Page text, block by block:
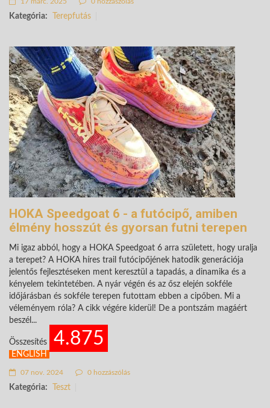
Kategória: Terepfutás
HOKA Speedgoat 6 - a futócipő, amiben
élmény hosszút és gyorsan futni terepen
Mi igaz abból, hogy a HOKA Speedgoat 6 arra született, hogy uralja
a terepet? A HOKA híres trail futócipőjének hatodik generációja
jelentős fejlesztéseken ment keresztül a tapadás, a dinamika és a
kényelem tekintetében. A nyár végén és az ősz elején sokféle
időjárásban és sokféle terepen futottam ebben a cipőben. Mi a
véleményem róla? A cikk végére kiderül! De a pontszám magáért
beszél...
Összesítés 4.875
ENGLISH
07 nov. 2024 0 hozzászólás
Kategória: Teszt